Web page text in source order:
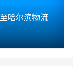
哈尔滨物流